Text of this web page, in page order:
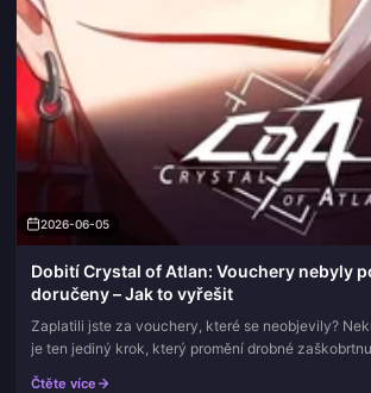
2026-06-05
Dobití Crystal of Atlan: Vouchery nebyly
doručeny – Jak to vyřešit
Zaplatili jste za vouchery, které se neobjevily?
je ten jediný krok, který promění drobné
Čtěte více